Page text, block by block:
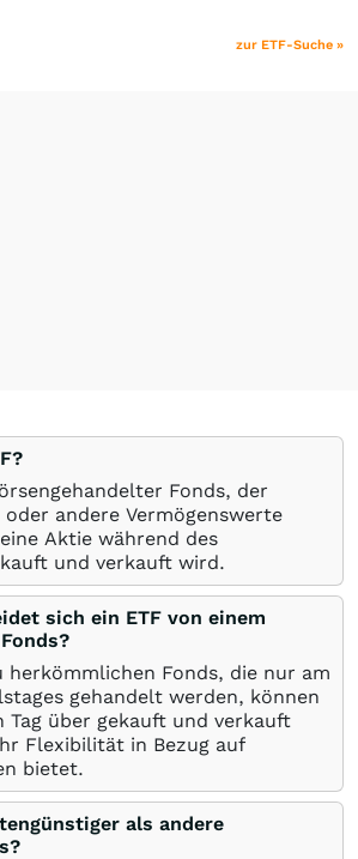
zur ETF-Suche »
Fonds, der
andere Vermögenswerte
Aktie während des
und verkauft wird.
sich ein ETF von einem
herkömmlichen Fonds, die nur am
gehandelt werden, können
Tag über gekauft und verkauft
Flexibilität in Bezug auf
bietet.
als andere